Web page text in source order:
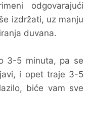
odgovarajući
izdržati, uz manju
duvana.
3-5 minuta, pa se
i opet traje 3-5
biće vam sve